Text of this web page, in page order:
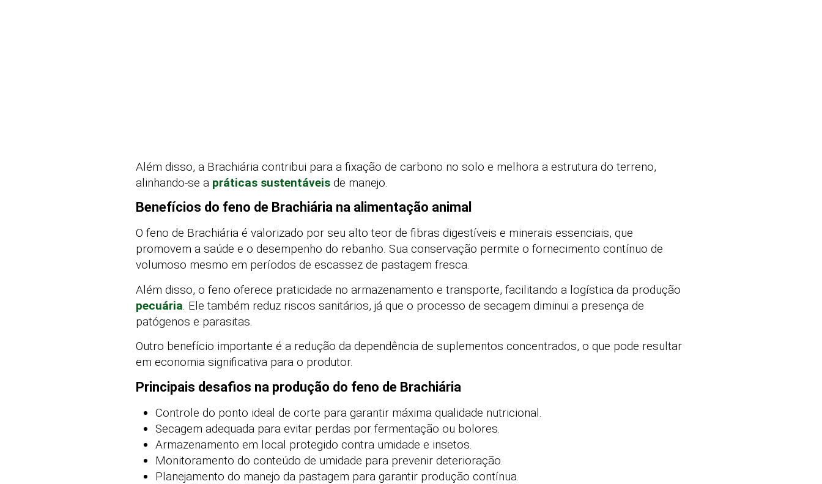
Além disso, a Brachiária contribui para a fixação de carbono no solo e melhora a estrutura do terreno,
alinhando-se a práticas sustentáveis de manejo.
Benefícios do feno de Brachiária na alimentação animal
O feno de Brachiária é valorizado por seu alto teor de fibras digestíveis e minerais essenciais, que
promovem a saúde e o desempenho do rebanho. Sua conservação permite o fornecimento contínuo de
volumoso mesmo em períodos de escassez de pastagem fresca.
Além disso, o feno oferece praticidade no armazenamento e transporte, facilitando a logística da produção
pecuária. Ele também reduz riscos sanitários, já que o processo de secagem diminui a presença de
patógenos e parasitas.
Outro benefício importante é a redução da dependência de suplementos concentrados, o que pode resultar
em economia significativa para o produtor.
Principais desafios na produção do feno de Brachiária
Controle do ponto ideal de corte para garantir máxima qualidade nutricional.
Secagem adequada para evitar perdas por fermentação ou bolores.
Armazenamento em local protegido contra umidade e insetos.
Monitoramento do conteúdo de umidade para prevenir deterioração.
Planejamento do manejo da pastagem para garantir produção contínua.